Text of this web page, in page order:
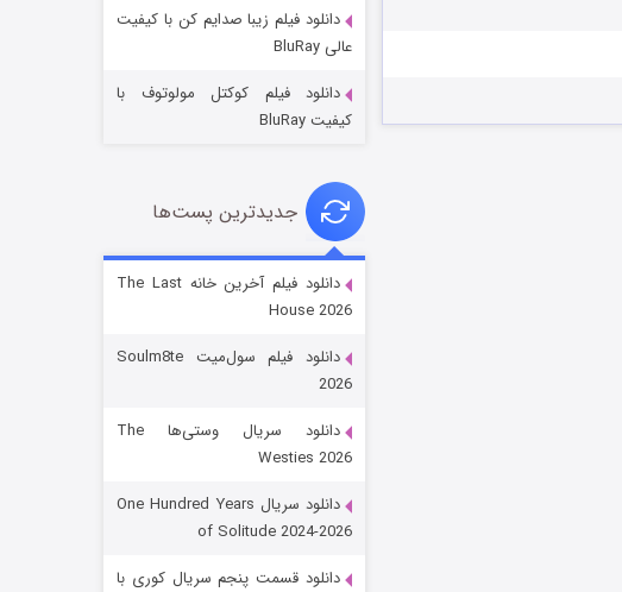
خاندان اژدها فصل ۳
قسمت
دانلود فیلم زیبا صدایم کن با کیفیت
عالی BluRay
دانلود فیلم کوکتل مولوتوف با
کیفیت BluRay
جدیدترین پست‌ها
دانلود فیلم آخرین خانه The Last
House 2026
دانلود فیلم سول‌میت Soulm8te
2026
دانلود سریال وستی‌ها The
Westies 2026
دانلود سریال One Hundred Years
of Solitude 2024-2026
دانلود قسمت پنجم سریال کوری با